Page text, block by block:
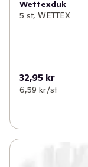
Wettexduk
5 st, WETTEX
32,95 kr
6,59 kr /st